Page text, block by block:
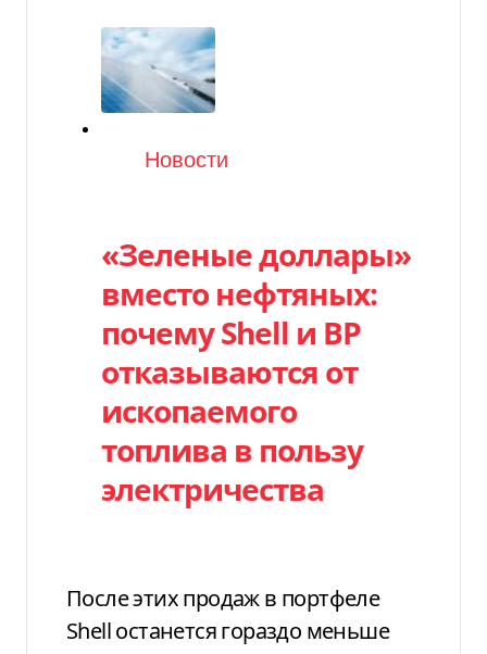
Категория
Новости
«Зеленые доллары»
вместо нефтяных:
почему Shell и BP
отказываются от
ископаемого
топлива в пользу
электричества
После этих продаж в портфеле
Shell останется гораздо меньше